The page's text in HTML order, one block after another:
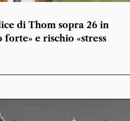
di Thom sopra 26 in
e rischio «stress